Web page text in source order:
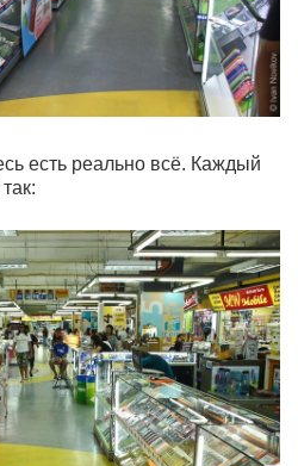
есть реально всё. Каждый